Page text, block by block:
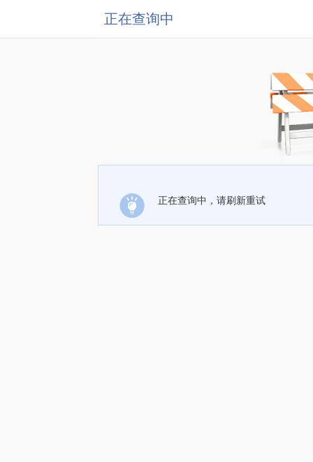
正在查询中
正在查询中，请刷新重试